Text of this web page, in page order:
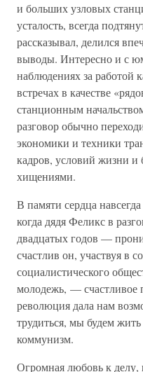
и больших узловых
усталость, всегда
рассказывал, делился
выводы. Интересно и с
наблюдениях за работой
встречах в качестве
станционным
разговор обычно
экономики и техники
кадров, условий жизни и
хищениями.
В памяти сердца
когда дядя Феликс в
двадцатых годов —
счастлив он, участвуя в
социалистического
молодежь, — счастливое
революция дала нам
трудиться, мы будем
коммунизм.
Огромная любовь к делу,